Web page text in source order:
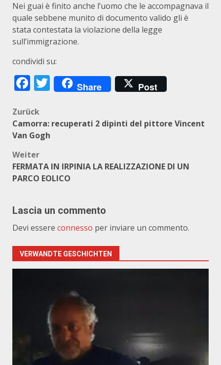
Nei guai è finito anche l’uomo che le accompagnava il
quale sebbene munito di documento valido gli è
stata contestata la violazione della legge
sull’immigrazione.
condividi su:
Facebook
Twitter
Share Post
Beitragsnavigation
Zurück
Camorra: recuperati 2 dipinti del pittore Vincent
Van Gogh
Weiter
FERMATA IN IRPINIA LA REALIZZAZIONE DI UN
PARCO EOLICO
Lascia un commento
Devi essere connesso per inviare un commento.
VERWANDTE GESCHICHTEN